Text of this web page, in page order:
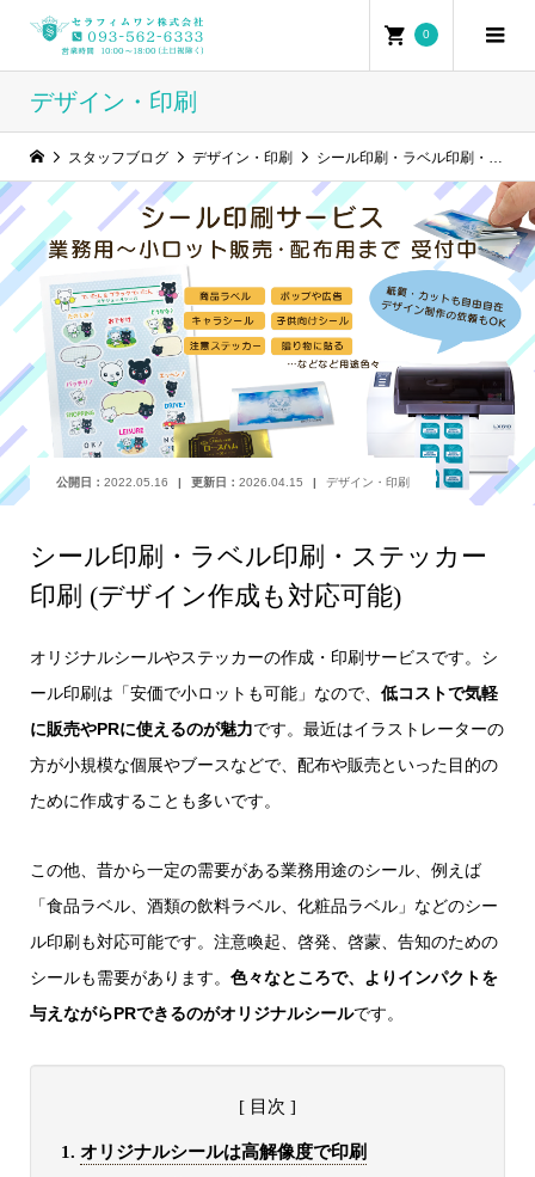
0
デザイン・印刷
スタッフブログ デザイン・印刷 シール印刷・ラベル印刷・ステッカー印刷 (デザイン作成も対応可能)
公開日： 2022.05.16 更新日： 2026.04.15 デザイン・印刷
シール印刷・ラベル印刷・ステッカー
印刷 (デザイン作成も対応可能)
オリジナルシールやステッカーの作成・印刷サービスです。シ
ール印刷は「安価で小ロットも可能」なので、 低コストで気軽
に販売やPRに使えるのが魅力です。最近はイラストレーターの
方が小規模な個展やブースなどで、配布や販売といった目的の
ために作成することも多いです。
この他、昔から一定の需要がある業務用途のシール、例えば
「食品ラベル、酒類の飲料ラベル、化粧品ラベル」などのシー
ル印刷も対応可能です。注意喚起、啓発、啓蒙、告知のための
シールも需要があります。 色々なところで、よりインパクトを
与えながらPRできるのがオリジナルシールです。
[ 目次 ]
オリジナルシールは高解像度で印刷